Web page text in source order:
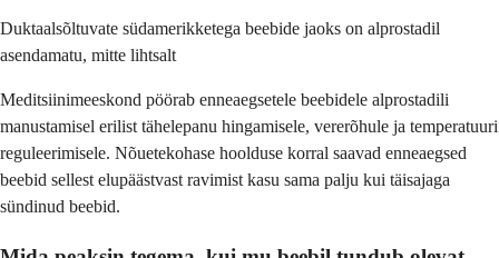
Duktaalsõltuvate südamerikketega beebide jaoks on alprostadil
asendamatu, mitte lihtsalt
Meditsiinimeeskond pöörab enneaegsetele beebidele alprostadili
manustamisel erilist tähelepanu hingamisele, vererõhule ja temperatuuri
reguleerimisele. Nõuetekohase hoolduse korral saavad enneaegsed
beebid sellest elupäästvast ravimist kasu sama palju kui täisajaga
sündinud beebid.